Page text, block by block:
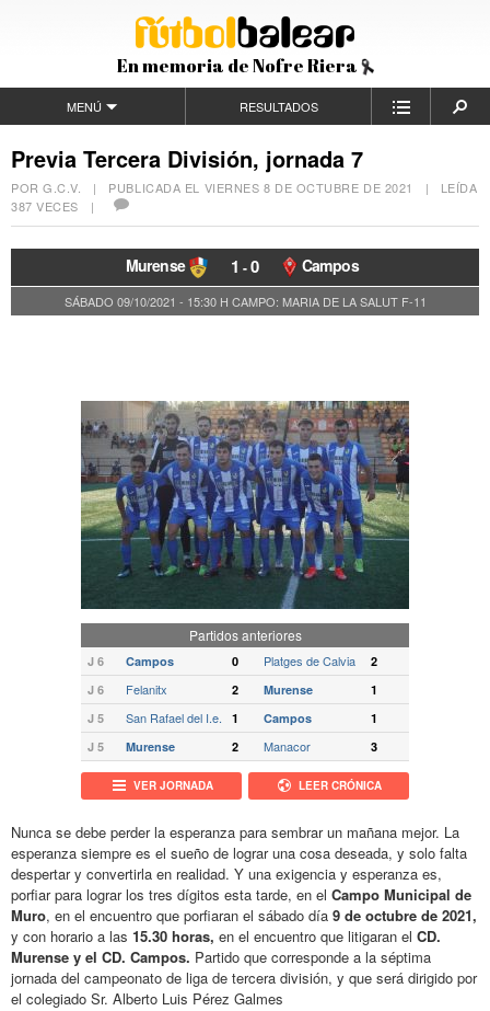
En memoria de Nofre Riera
MENÚ RESULTADOS
Previa Tercera División, jornada 7
POR G.C.V. | PUBLICADA EL VIERNES 8 DE OCTUBRE DE 2021
| LEÍDA
387 VECES |
Murense 1 -0 Campos
SÁBADO 09/10/2021 - 15:30 H CAMPO: MARIA DE LA SALUT F-11
Partidos anteriores
J 6 Campos 0 Platges de Calvia
2
J 6
Felanitx 2 Murense
1
J 5
San Rafael del I.e. 1 Campos
1
J 5
Murense 2 Manacor 3
VER JORNADA LEER CRÓNICA
Nunca se debe perder la esperanza para sembrar un mañana mejor. La
esperanza siempre es el sueño de lograr una cosa deseada, y solo falta
despertar y convertirla en realidad. Y una exigencia y esperanza es,
porfiar para lograr los tres dígitos esta tarde, en el Campo Municipal de
Muro, en el encuentro que porfiaran el sábado día 9 de octubre de 2021,
y con horario a las 15.30 horas, en el encuentro que litigaran el CD.
Murense y el CD. Campos. Partido que corresponde a la séptima
jornada del campeonato de liga de tercera división, y que será dirigido por
el colegiado Sr. Alberto Luis Pérez Galmes